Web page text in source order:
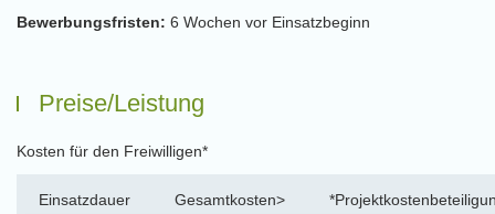
Bewerbungsfristen: 6 Wochen vor Einsatzbeginn
Preise/Leistung
Kosten für den Freiwilligen*
Einsatzdauer Gesamtkosten>